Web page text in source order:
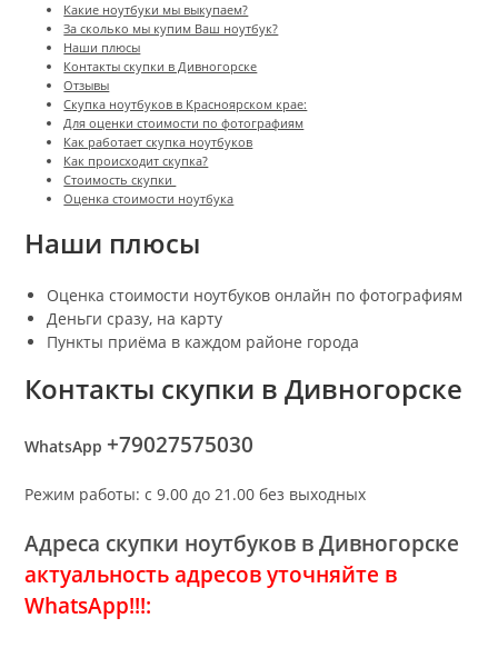
Какие ноутбуки мы выкупаем?
За сколько мы купим Ваш ноутбук?
Наши плюсы
Контакты скупки в Дивногорске
Отзывы
Скупка ноутбуков в Красноярском крае:
Для оценки стоимости по фотографиям
Как работает скупка ноутбуков
Как происходит скупка?
Стоимость скупки
Оценка стоимости ноутбука
Наши плюсы
Оценка стоимости ноутбуков онлайн по фотографиям
Деньги сразу, на карту
Пункты приёма в каждом районе города
Контакты скупки в Дивногорске
WhatsApp +79027575030
Режим работы: с 9.00 до 21.00 без выходных
Адреса скупки ноутбуков в Дивногорске
актуальность адресов уточняйте в
WhatsApp!!!: